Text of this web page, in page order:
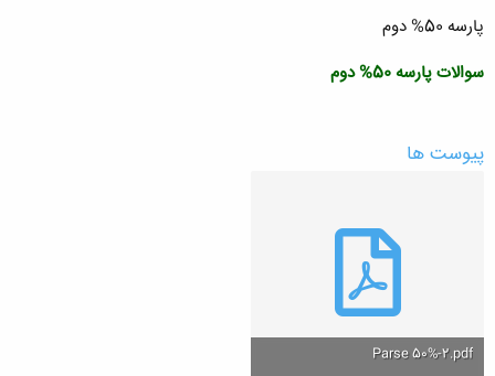
پارسه 50% دوم
سوالات پارسه 50% دوم
پیوست ها
Parse 50%-2.pdf